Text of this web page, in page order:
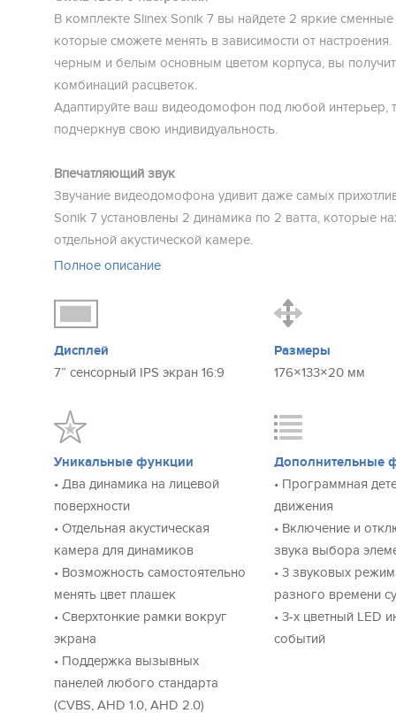
В комплекте Slinex Sonik 7 вы найдете 2 яркие
которые сможете менять в зависимости от настроения.
черным и белым основным цветом корпуса, вы
комбинаций расцветок.
Адаптируйте ваш видеодомофон под любой интерьер,
подчеркнув свою индивидуальность.
Впечатляющий звук
Звучание видеодомофона удивит даже самых
Sonik 7 установлены 2 динамика по 2 ватта, которые
отдельной акустической камере.
Благодаря этому, видеодомофон звучит громко и
объемным.
MP3 мелодии в ĸачестве мелодии вызова
Устанавливайте любимые mp3 мелодии в качестве
аналогов.
Он распространяется в сторону слушателя, а не в
значительно улучшается и вы можете использовать
полноценный mp3-плеер.
Сенсорный IPS эĸран высоĸого разрешения
Изображение остается ярким и насыщенным при
любым углом.
IPS экран передает весь спектр RGB, обладает углом
бликует даже под прямыми солнечными лучами.
Максимальная универсальность
Sonik 7 поддерживает все актуальные стандарты
TVI, CVI, CVBS. Благодаря этому он работает
Полное описание
Дисплей
7” сенсорный IPS экран 16:9
Размеры
176×133×20 мм
Уникальные функции
• Два динамика на лицевой
поверхности
• Отдельная акустическая
камера для динамиков
• Возможность самостоятельно
менять цвет плашек
• Сверхтонкие рамки вокруг
экрана
• Поддержка вызывных
панелей любого стандарта
(CVBS, AHD 1.0, AHD 2.0)
Дополнительные
• Программная
движения
• Включение и
звука выбора
• 3 звуковых
разного времени
• 3-х цветный LED
событий